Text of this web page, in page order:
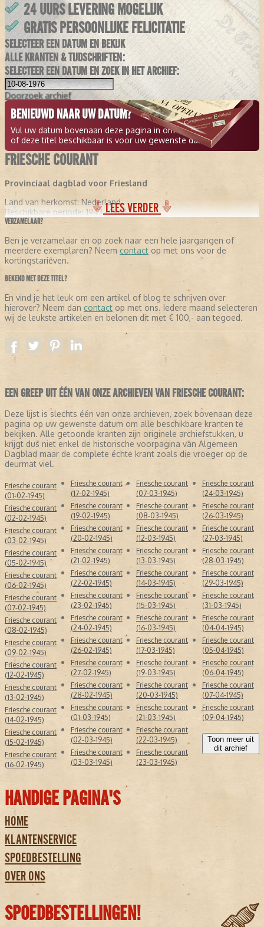
24 UURS LEVERING MOGELIJK
GRATIS PERSOONLIJKE FELICITATIE
SELECTEER EEN DATUM EN BEKIJK
ALLE KRANTEN & TIJDSCHRIFTEN:
SELECTEER EEN DATUM EN ZOEK IN HET ARCHIEF:
Doorzoek archief
BENIEUWD NAAR UW DATUM?
Vul uw datum bovenaan deze pagina in om te zien
of deze titel beschikbaar is voor uw gewenste datum.
FRIESCHE COURANT
Provinciaal dagblad voor Friesland
Land van herkomst: Nederland
Beschikbare periode:1943 - 1946
LEES VERDER
VERZAMELAAR?
Ben je verzamelaar en op zoek naar een hele jaargangen of
meerdere exemplaren? Neem contact op met ons voor de
kortingstarieven.
BEKEND MET DEZE TITEL?
En vind je het leuk om een artikel of blog te schrijven over
hierover? Neem dan contact op met ons. Iedere maand selecteren
wij de leukste artikelen en belonen dit met € 100,- aan tegoed.
EEN GREEP UIT ÉÉN VAN ONZE ARCHIEVEN VAN FRIESCHE COURANT:
Deze lijst is slechts één van onze archieven, zoek bovenaan deze
pagina op uw gewenste datum om alle beschikbare kranten te
bekijken. Alle getoonde kranten zijn originele archiefstukken, u
krijgt dus niet enkel de historische voorpagina van Algemeen
Dagblad maar de complete échte krant zoals die vroeger op de
deurmat viel.
Friesche courant
(01-02-1945)
Friesche courant
(02-02-1945)
Friesche courant
(03-02-1945)
Friesche courant
(05-02-1945)
Friesche courant
(06-02-1945)
Friesche courant
(07-02-1945)
Friesche courant
(08-02-1945)
Friesche courant
(09-02-1945)
Friesche courant
(12-02-1945)
Friesche courant
(13-02-1945)
Friesche courant
(14-02-1945)
Friesche courant
(15-02-1945)
Friesche courant
(16-02-1945)
Friesche courant
(17-02-1945)
Friesche courant
(19-02-1945)
Friesche courant
(20-02-1945)
Friesche courant
(21-02-1945)
Friesche courant
(22-02-1945)
Friesche courant
(23-02-1945)
Friesche courant
(24-02-1945)
Friesche courant
(26-02-1945)
Friesche courant
(27-02-1945)
Friesche courant
(28-02-1945)
Friesche courant
(01-03-1945)
Friesche courant
(02-03-1945)
Friesche courant
(03-03-1945)
Friesche courant
(07-03-1945)
Friesche courant
(08-03-1945)
Friesche courant
(12-03-1945)
Friesche courant
(13-03-1945)
Friesche courant
(14-03-1945)
Friesche courant
(15-03-1945)
Friesche courant
(16-03-1945)
Friesche courant
(17-03-1945)
Friesche courant
(19-03-1945)
Friesche courant
(20-03-1945)
Friesche courant
(21-03-1945)
Friesche courant
(22-03-1945)
Friesche courant
(23-03-1945)
Friesche courant
(24-03-1945)
Friesche courant
(26-03-1945)
Friesche courant
(27-03-1945)
Friesche courant
(28-03-1945)
Friesche courant
(29-03-1945)
Friesche courant
(31-03-1945)
Friesche courant
(04-04-1945)
Friesche courant
(05-04-1945)
Friesche courant
(06-04-1945)
Friesche courant
(07-04-1945)
Friesche courant
(09-04-1945)
Toon meer uit
dit archief
HANDIGE PAGINA'S
HOME
KLANTENSERVICE
SPOEDBESTELLING
OVER ONS
SPOEDBESTELLINGEN!